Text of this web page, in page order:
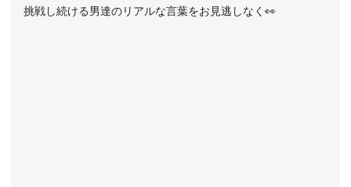
挑戦し続ける男達のリアルな言葉をお見逃しなく👀